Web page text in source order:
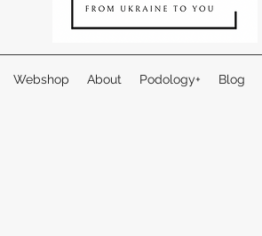
Webshop About Podology+ Blog